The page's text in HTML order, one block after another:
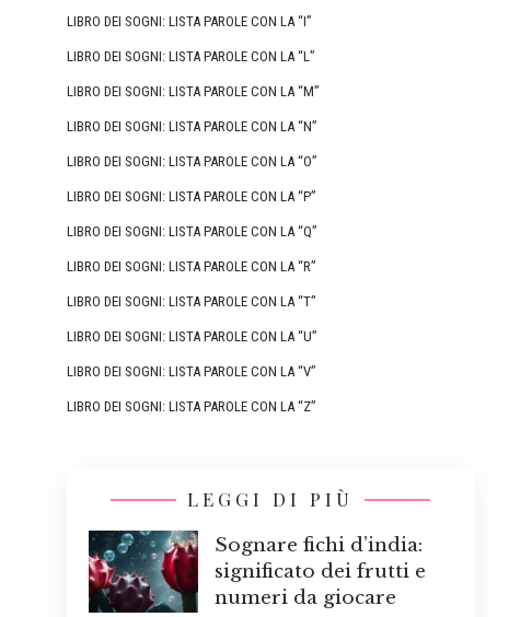
LIBRO DEI SOGNI: LISTA PAROLE CON LA “I”
LIBRO DEI SOGNI: LISTA PAROLE CON LA “L”
LIBRO DEI SOGNI: LISTA PAROLE CON LA “M”
LIBRO DEI SOGNI: LISTA PAROLE CON LA “N”
LIBRO DEI SOGNI: LISTA PAROLE CON LA “O”
LIBRO DEI SOGNI: LISTA PAROLE CON LA “P”
LIBRO DEI SOGNI: LISTA PAROLE CON LA “Q”
LIBRO DEI SOGNI: LISTA PAROLE CON LA “R”
LIBRO DEI SOGNI: LISTA PAROLE CON LA “T”
LIBRO DEI SOGNI: LISTA PAROLE CON LA “U”
LIBRO DEI SOGNI: LISTA PAROLE CON LA “V”
LIBRO DEI SOGNI: LISTA PAROLE CON LA “Z”
LEGGI DI PIÙ
Sognare fichi d’india:
significato dei frutti e
numeri da giocare